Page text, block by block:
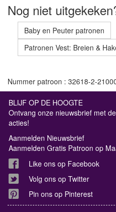
Nog niet
Baby en Peuter patronen
Patronen Vest: Breien &
Nummer patroon : 32618-2-
BLIJF OP DE HOOGTE
Ontvang onze nieuwsbrief met
acties!
Aanmelden Nieuwsbrief
Aanmelden Gratis Patroon op
Like ons op Facebook
Volg ons op Twitter
Pin ons op Pinterest